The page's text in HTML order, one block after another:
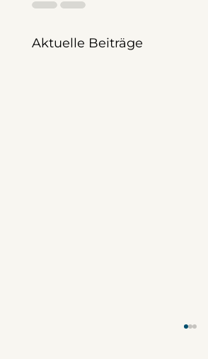
Aktuelle Beiträge